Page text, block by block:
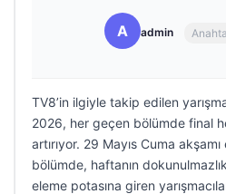
A admin
TV8’in ilgiyle takip edilen
2026, her geçen bölümde final
artırıyor. 29 Mayıs Cuma
bölümde, haftanın
eleme potasına giren